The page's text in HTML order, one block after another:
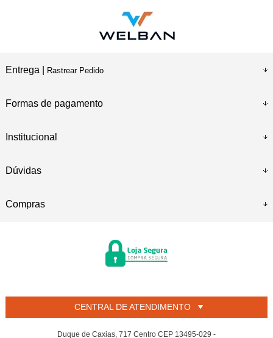
Entrega | Rastrear Pedido
Formas de pagamento
Institucional
Dúvidas
Compras
CENTRAL DE ATENDIMENTO
Duque de Caxias, 717 Centro CEP 13495-029 -